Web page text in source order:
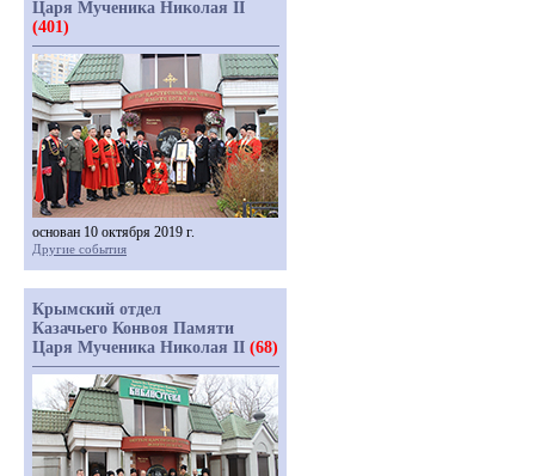
Царя Мученика Николая II
(401)
основан 10 октября 2019 г.
Другие события
Крымский отдел
Казачьего Конвоя Памяти
Царя Мученика Николая II (68)